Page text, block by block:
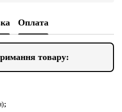
Оплата
товару:
;